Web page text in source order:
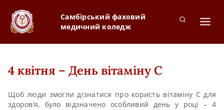
Самбірський фаховий
медичний коледж
4 квітня – День вітаміну С
Щоб люди змогли дізнатися про користь вітаміну С для
здоров’я, було відзначено особливий день у році – 4